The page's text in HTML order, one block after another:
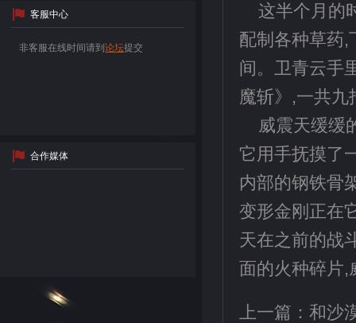
客服中心
非客服在线时间请到 论坛提交
合作媒体
这半个月的
配制各种草药,
间。卫青云手
魔斩》,一共
威震天缓缓
它用手抚摸了
内部的钢铁骨
变形金刚正在
天在之前的战
面的火种碎片,
上一篇： 和沙